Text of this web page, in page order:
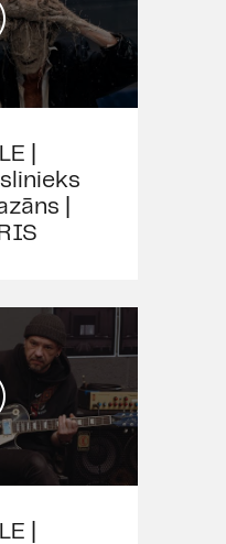
|
|
|